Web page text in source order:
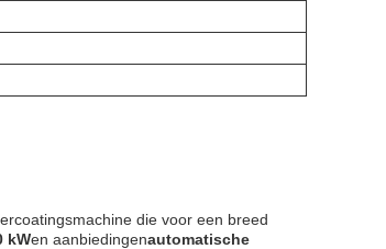
die voor een breed
kWen aanbiedingenautomatische